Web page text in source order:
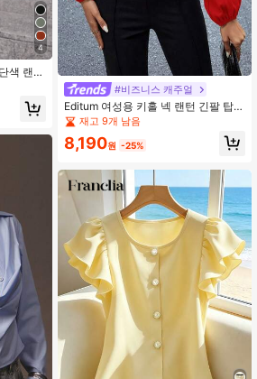
4
색 랜턴
#비즈니스 캐주얼
Editum 여성용 키홀 넥 랜턴 긴팔 탑,
외출용 탑 가을, 개학, 할로윈
재고 9개 남음
8,190원 -25%